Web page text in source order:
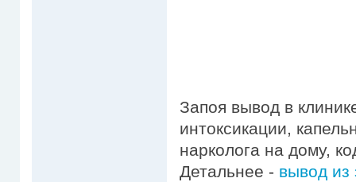
Запоя вывод в
интоксикации,
нарколога на дому,
Детальнее - вывод из